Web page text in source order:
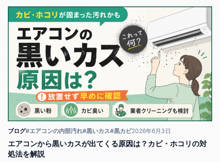
ブログ#エアコンの内部汚れ#黒いカス#黒カビ2026年6月3日
エアコンから黒いカスが出てくる原因は？カビ・ホコリの対
処法を解説